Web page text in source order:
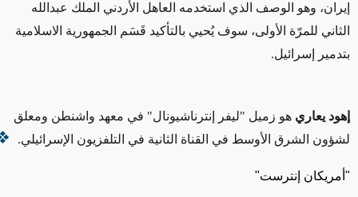
إيران، وهو الوصف الذي استخدمه العاهل الأردني الملك عبدالله
الثاني للمرّة الأولى، سوف يُحيي بالتأكيد قَسَم الجمهورية الاسلامية
بتدمير إسرائيل.
هود يعاريهو زميل "ليفر إنترناشيونال" في معهد واشنطن ومعلق
لشؤون الشرق الأوسط في القناة الثانية في التلفزيون الإسرائيلي.
"أمريكان إنترست"